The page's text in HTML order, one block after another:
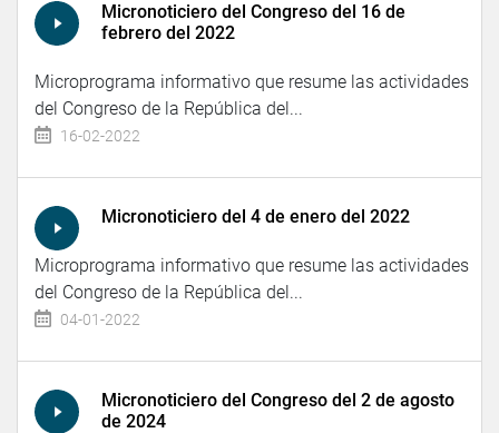
Micronoticiero del Congreso del 16 de
febrero del 2022
Microprograma informativo que resume las actividades
del Congreso de la República del...
16-02-2022
Micronoticiero del 4 de enero del 2022
Microprograma informativo que resume las actividades
del Congreso de la República del...
04-01-2022
Micronoticiero del Congreso del 2 de agosto
de 2024